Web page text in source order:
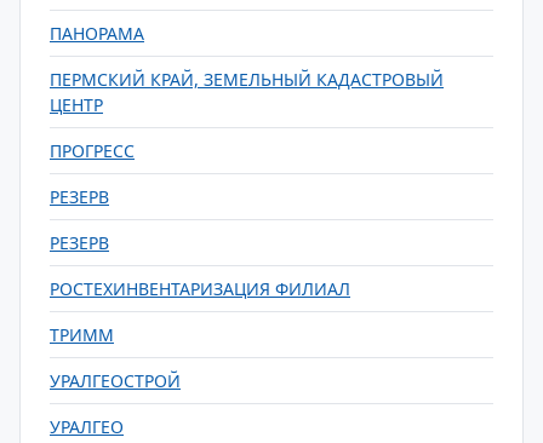
ПАНОРАМА
ПЕРМСКИЙ КРАЙ, ЗЕМЕЛЬНЫЙ КАДАСТРОВЫЙ
ЦЕНТР
ПРОГРЕСС
РЕЗЕРВ
РЕЗЕРВ
РОСТЕХИНВЕНТАРИЗАЦИЯ ФИЛИАЛ
ТРИММ
УРАЛГЕОСТРОЙ
УРАЛГЕО